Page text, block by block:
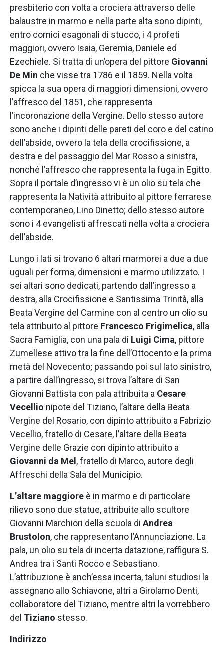
presbiterio con volta a crociera attraverso delle
balaustre in marmo e nella parte alta sono dipinti,
entro cornici esagonali di stucco, i 4 profeti
maggiori, ovvero Isaia, Geremia, Daniele ed
Ezechiele. Si tratta di un’opera del pittore Giovanni
De Min che visse tra 1786 e il 1859. Nella volta
spicca la sua opera di maggiori dimensioni, ovvero
l’affresco del 1851, che rappresenta
l’incoronazione della Vergine. Dello stesso autore
sono anche i dipinti delle pareti del coro e del catino
dell’abside, ovvero la tela della crocifissione, a
destra e del passaggio del Mar Rosso a sinistra,
nonché l’affresco che rappresenta la fuga in Egitto.
Sopra il portale d’ingresso vi è un olio su tela che
rappresenta la Natività attribuito al pittore ferrarese
contemporaneo, Lino Dinetto; dello stesso autore
sono i 4 evangelisti affrescati nella volta a crociera
dell’abside.
Lungo i lati si trovano 6 altari marmorei a due a due
uguali per forma, dimensioni e marmo utilizzato. I
sei altari sono dedicati, partendo dall’ingresso a
destra, alla Crocifissione e Santissima Trinità, alla
Beata Vergine del Carmine con al centro un olio su
tela attribuito al pittore Francesco Frigimelica, alla
Sacra Famiglia, con una pala di Luigi Cima, pittore
Zumellese attivo tra la fine dell’Ottocento e la prima
metà del Novecento; passando poi sul lato sinistro,
a partire dall’ingresso, si trova l’altare di San
Giovanni Battista con pala attribuita a Cesare
Vecellio nipote del Tiziano, l’altare della Beata
Vergine del Rosario, con dipinto attribuito a Fabrizio
Vecellio, fratello di Cesare, l’altare della Beata
Vergine delle Grazie con dipinto attribuito a
Giovanni da Mel , fratello di Marco, autore degli
Affreschi della Sala del Municipio.
L’altare maggiore è in marmo e di particolare
rilievo sono due statue, attribuite allo scultore
Giovanni Marchiori della scuola di Andrea
Brustolon, che rappresentano l’Annunciazione. La
pala, un olio su tela di incerta datazione, raffigura S.
Andrea tra i Santi Rocco e Sebastiano.
L’attribuzione è anch’essa incerta, taluni studiosi la
assegnano allo Schiavone, altri a Girolamo Denti,
collaboratore del Tiziano, mentre altri la vorrebbero
del Tiziano stesso.
Indirizzo